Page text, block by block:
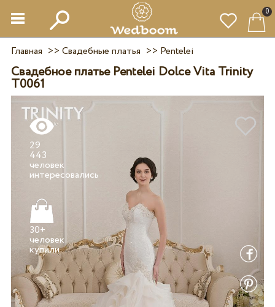
0
Главная >> Свадебные платья >> Pentelei
Свадебное платье Pentelei Dolce Vita Trinity
T0061
29
443
человек
30+
человек
купили